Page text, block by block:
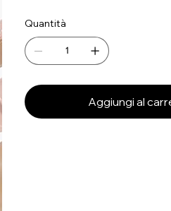
Quantità
Aggiungi al